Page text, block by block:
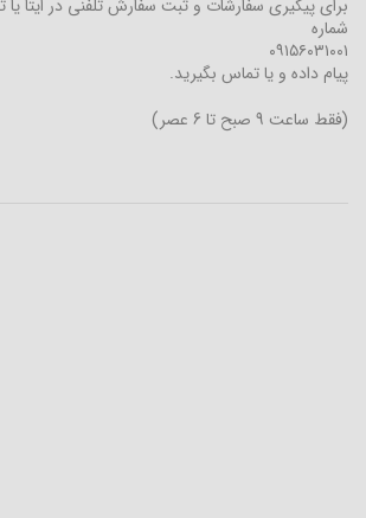
برای پیگیری سفارشات و ثبت سفارش تلفنی در ایتا یا
شماره
۰۹۱۵۶۰۳۱۰۰۱
پیام داده و یا تماس بگیرید.
(فقط ساعت 9 صبح تا 6 عصر)